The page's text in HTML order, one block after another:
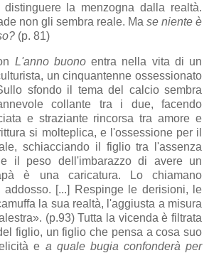
la menzogna dalla realtà.
non gli sembra reale. Ma se niente è
(p. 81)
L'anno buonoentra nella vita di un
un cinquantenne ossessionato
sfondo il tema del calcio sembra
collante tra i due, facendo
e straziante rincorsa tra amore e
si molteplica, e l'ossessione per il
schiacciando il figlio tra l'assenza
e il peso dell'imbarazzo di avere un
è una caricatura. Lo chiamano
[...] Respinge le derisioni, le
la sua realtà, l'aggiusta a misura
(p.93) Tutta la vicenda è filtrata
figlio, un figlio che pensa a cosa suo
e a quale bugia confonderà per